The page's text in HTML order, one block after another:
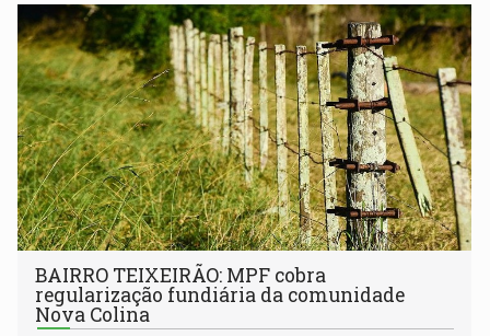
BAIRRO TEIXEIRÃO: MPF cobra
regularização fundiária da comunidade
Nova Colina